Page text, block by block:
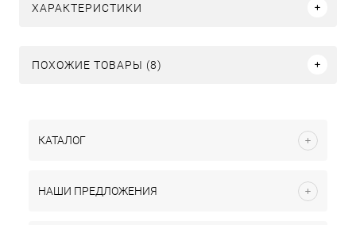
ХАРАКТЕРИСТИКИ
ПОХОЖИЕ ТОВАРЫ (8)
КАТАЛОГ
НАШИ ПРЕДЛОЖЕНИЯ